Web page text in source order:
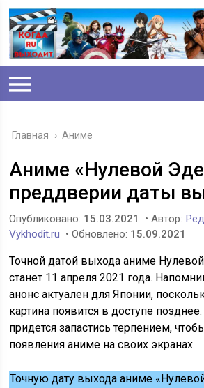
Главная › Аниме
Аниме «Нулевой
преддверии даты
Опубликовано: 15.03.2021 • Автор:
Vykhodit.ru • Обновлено: 15.09.2021
Точной датой выхода аниме
станет 11 апреля 2021 года.
анонс актуален для Японии,
картина появится в доступе
придется запастись терпением,
появления аниме на своих экранах.
Точную дату выхода аниме